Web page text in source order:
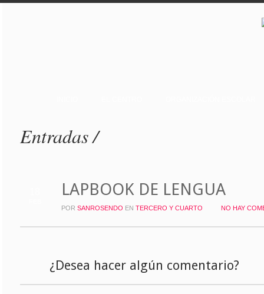
Entradas /
LAPBOOK DE LENGUA
POR SANROSENDO EN TERCERO Y CUARTO NO HAY
¿Desea hacer algún comentario?